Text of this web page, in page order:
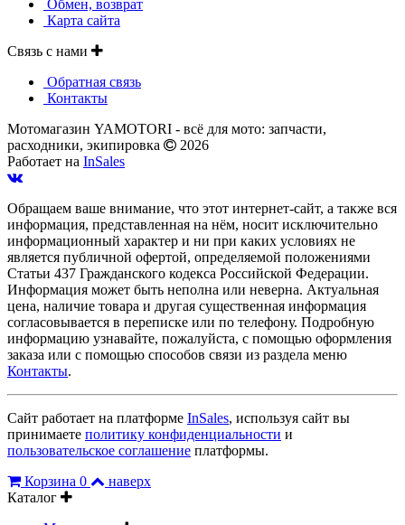
Обмен, возврат
Карта сайта
Связь с нами
Обратная связь
Контакты
Мотомагазин YAMOTORI - всё для мото: запчасти,
расходники, экипировка
2026
Работает на InSales
Обращаем ваше внимание, что этот интернет-сайт, а также вся
информация, представленная на нём, носит исключительно
информационный характер и ни при каких условиях не
является публичной офертой, определяемой положениями
Статьи 437 Гражданского кодекса Российской Федерации.
Информация может быть неполна или неверна. Актуальная
цена, наличие товара и другая существенная информация
согласовывается в переписке или по телефону. Подробную
информацию узнавайте, пожалуйста, с помощью оформления
заказа или с помощью способов связи из раздела меню
Контакты.
Сайт работает на платформе InSales, используя сайт вы
принимаете политику конфиденциальности и
пользовательское соглашение платформы.
Корзина 0
наверх
Каталог